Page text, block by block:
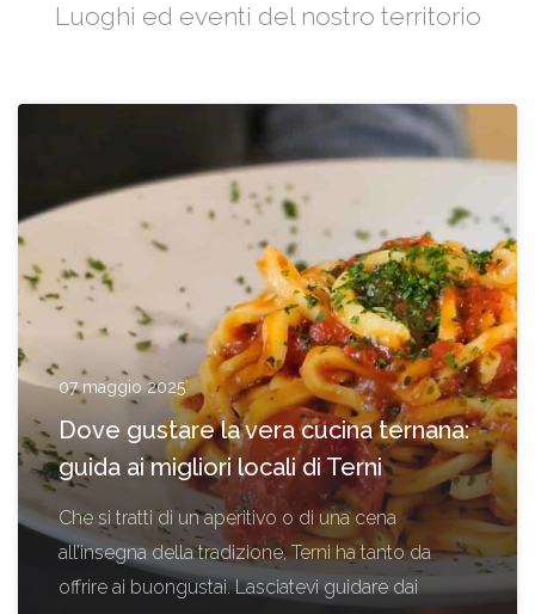
Luoghi ed eventi del nostro territorio
07 maggio 2025
Dove gustare la vera cucina ternana:
guida ai migliori locali di Terni
Che si tratti di un aperitivo o di una cena
all’insegna della tradizione, Terni ha tanto da
offrire ai buongustai. Lasciatevi guidare dai